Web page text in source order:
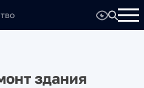
здания